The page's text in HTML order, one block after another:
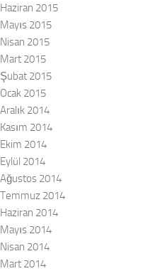
Haziran 2015
Mayıs 2015
Nisan 2015
Mart 2015
Şubat 2015
Ocak 2015
Aralık 2014
Kasım 2014
Ekim 2014
Eylül 2014
Ağustos 2014
Temmuz 2014
Haziran 2014
Mayıs 2014
Nisan 2014
Mart 2014